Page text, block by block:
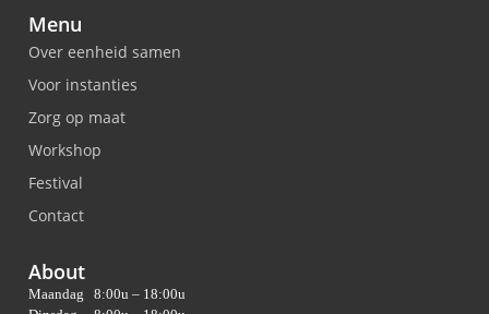
Menu
Over eenheid samen
Voor instanties
Zorg op maat
Workshop
Festival
Contact
About
Maandag
8:00u – 18:00u